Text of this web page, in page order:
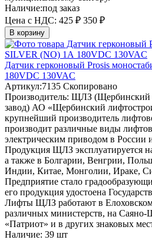
Наличие:под заказ
Цена с НДС: 425 ₽ 350 ₽
В корзину
Датчик герконовый Prosis
180VDC 130VAC
Артикул:7135 Скопировано
Производитель: ЩЛЗ (Щербинский
завод) АО «Щербинский
крупнейший производитель
производит различные виды
электрическим приводом в России
Продукция ЩЛЗ эксплуатируется
а также в Болгарии, Венгрии,
Индии, Китае, Монголии, Ираке,
Предприятие стало
его продукция удостоена
Лифты ЩЛЗ работают в Елоховском
различных министерств, на
«Патриот» и в других знаковых
Наличие: 39 шт